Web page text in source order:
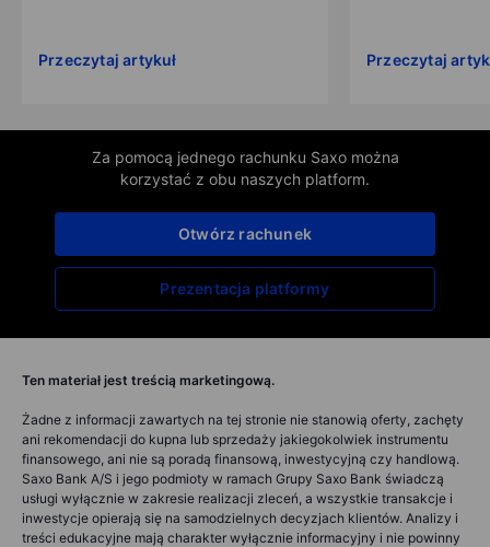
Przeczytaj artykuł Przeczytaj
Za pomocą jednego rachunku Saxo można
korzystać z obu naszych platform.
Prezentacja platformy
Otwórz rachunek
Ten materiał jest treścią marketingową.
Żadne z informacji zawartych na tej stronie nie stanowią oferty, zachęty
ani rekomendacji do kupna lub sprzedaży jakiegokolwiek instrumentu
finansowego, ani nie są poradą finansową, inwestycyjną czy handlową.
Saxo Bank A/S i jego podmioty w ramach Grupy Saxo Bank świadczą
usługi wyłącznie w zakresie realizacji zleceń, a wszystkie transakcje i
inwestycje opierają się na samodzielnych decyzjach klientów. Analizy i
treści edukacyjne mają charakter wyłącznie informacyjny i nie powinny